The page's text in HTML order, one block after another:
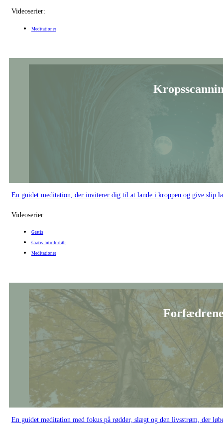
Videoserier:
Meditationer
En guidet meditation, der inviterer dig til at lande i kroppen og give slip
Videoserier:
Gratis
Gratis Introforløb
Meditationer
En guidet meditation med fokus på rødder, slægt og den livsstrøm, der